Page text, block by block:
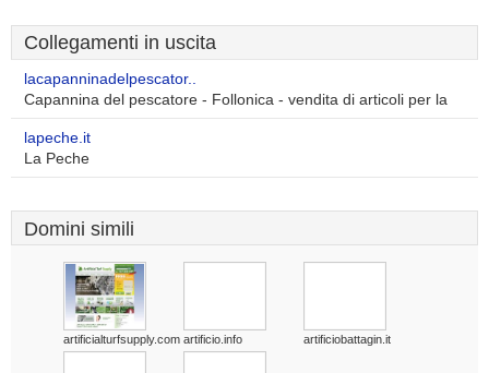
Collegamenti in uscita
lacapanninadelpescator..
Capannina del pescatore - Follonica - vendita di articoli per la
lapeche.it
La Peche
Domini simili
artificialturfsupply.com artificio.info artificiobattagin.it